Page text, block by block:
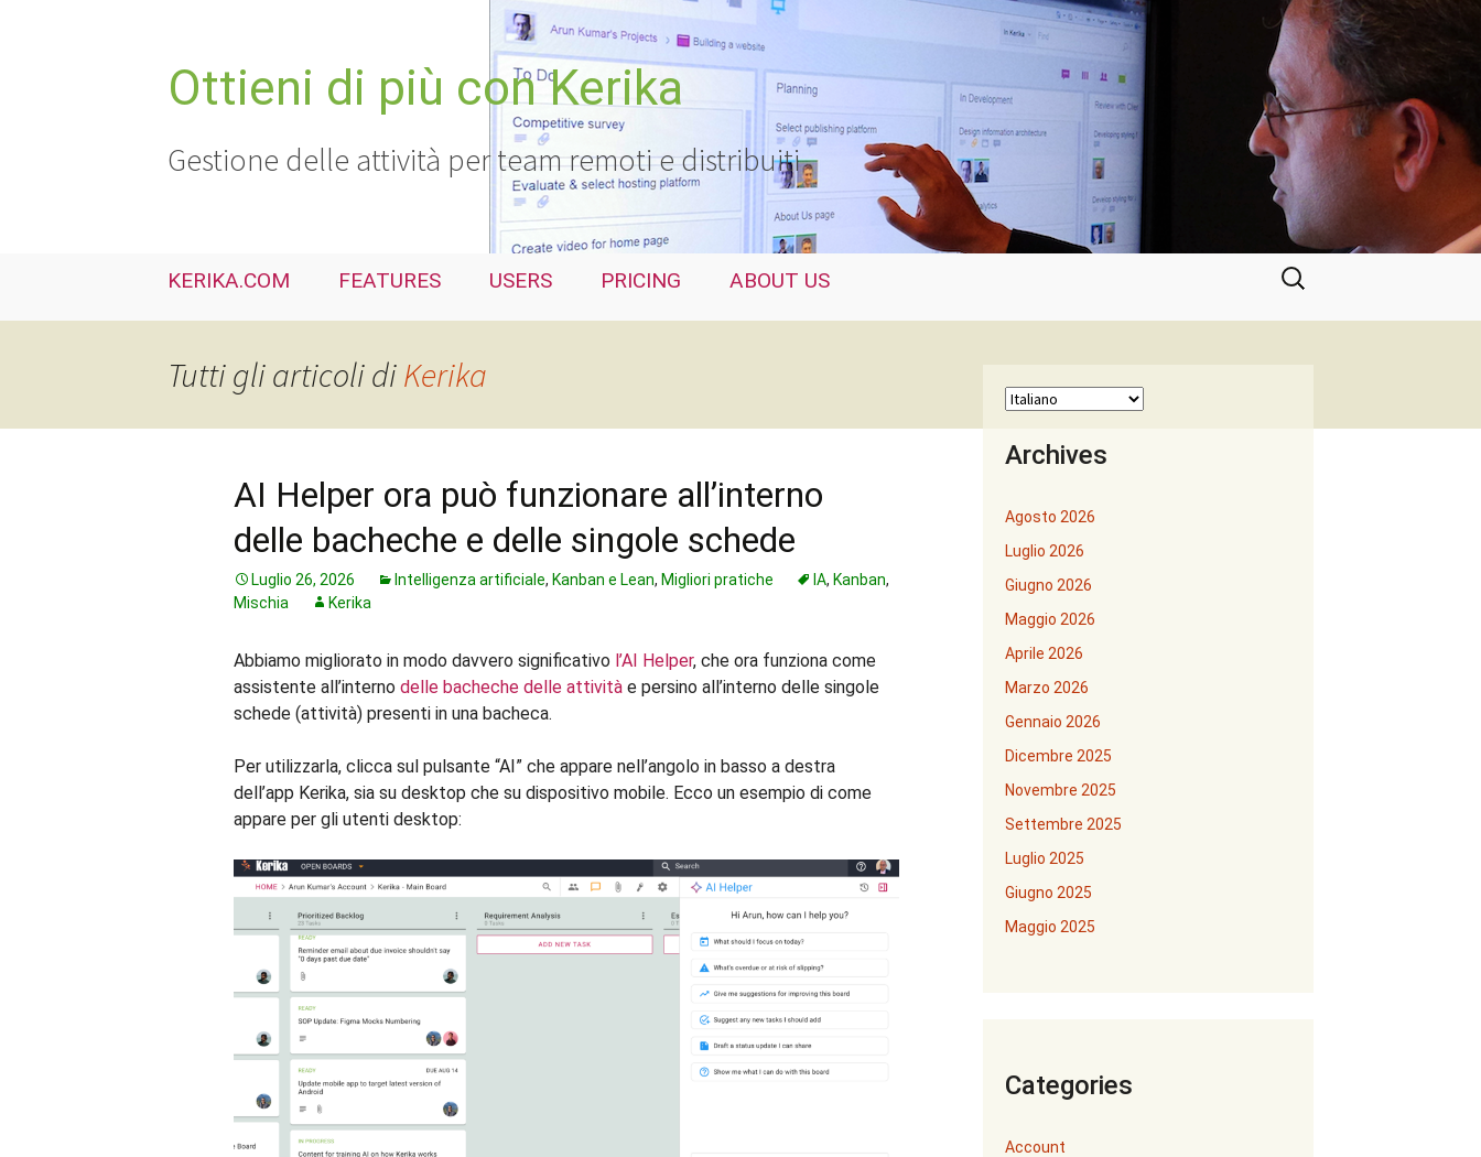
Ottieni di più con Kerika
Gestione delle attività per team remoti e distribuiti
KERIKA.COM FEATURES USERS PRICING ABOUT US
Ricerca
per:
Tutti gli articoli diKerika
AI Helper ora può funzionare all’interno
delle bacheche e delle singole schede
Luglio 26, 2026 Intelligenza artificiale, Kanban e Lean, Migliori pratiche IA, Kanban,
Mischia
Kerika
Abbiamo migliorato in modo davvero significativo l’AI Helper, che ora funziona come
assistente all’interno delle bacheche delle attività e persino all’interno delle singole
schede (attività) presenti in una bacheca.
Per utilizzarla, clicca sul pulsante “AI” che appare nell’angolo in basso a destra
dell’app Kerika, sia su desktop che su dispositivo mobile. Ecco un esempio di come
appare per gli utenti desktop:
Archives
Agosto 2026
Luglio 2026
Giugno 2026
Maggio 2026
Aprile 2026
Marzo 2026
Gennaio 2026
Dicembre 2025
Novembre 2025
Settembre 2025
Luglio 2025
Giugno 2025
Maggio 2025
Categories
Account